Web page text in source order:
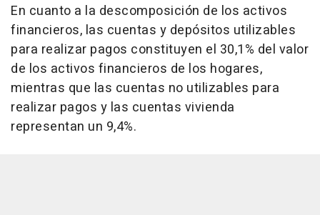
En cuanto a la descomposición de los activos
financieros, las cuentas y depósitos utilizables
para realizar pagos constituyen el 30,1% del valor
de los activos financieros de los hogares,
mientras que las cuentas no utilizables para
realizar pagos y las cuentas vivienda
representan un 9,4%.